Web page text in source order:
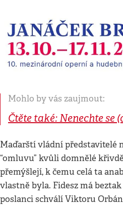
Mohlo by vás zaujmout:
Čtěte také: Nenechte
Maďarští vládní představitelé
“omluvu” kvůli domnělé
přemýšlejí, k čemu celá ta
vlastně byla. Fidesz má
poslanci schválí Viktoru